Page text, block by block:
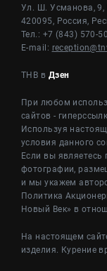
Ул. Ш. Усманова, 9,
420095, Россия,
Тел.: +7 (843) 570-
E-mail:
ТНВ в Дзен
При любом
сайтов -
Используя
условия данного
Если вы являетесь
фотографии,
и мы укажем
Политика
Новый Век» в
На настоящем
изделия. Курение